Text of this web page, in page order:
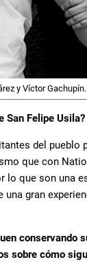
y Víctor Gachupín.
San Felipe Usila?
del
que con
lo que son una
gran
conservando
sobre cómo